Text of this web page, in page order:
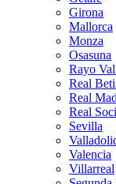
Girona
Mallorca
Monza
Osasuna
Rayo
Real
Real
Real
Sevilla
Valencia
Villarreal